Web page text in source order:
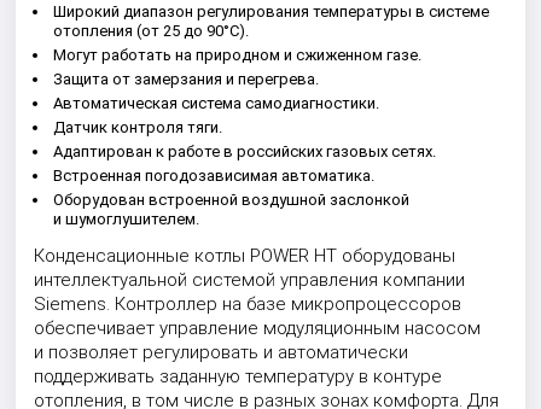
Широкий диапазон регулирования температуры в системе
отопления (от 25 до 90°С).
Могут работать на природном и сжиженном газе.
Защита от замерзания и перегрева.
Автоматическая система самодиагностики.
Датчик контроля тяги.
Адаптирован к работе в российских газовых сетях.
Встроенная погодозависимая автоматика.
Оборудован встроенной воздушной заслонкой
и шумоглушителем.
Конденсационные котлы POWER HT оборудованы
интеллектуальной системой управления компании
Siemens. Контроллер на базе микропроцессоров
обеспечивает управление модуляционным насосом
и позволяет регулировать и автоматически
поддерживать заданную температуру в контуре
отопления, в том числе в разных зонах комфорта. Для